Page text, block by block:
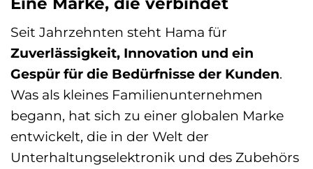
Seit Jahrzehnten steht Hama für
Zuverlässigkeit, Innovation und ein
Gespür für die Bedürfnisse der Kunden.
Was als kleines Familienunternehmen
begann, hat sich zu einer globalen Marke
entwickelt, die in der Welt der
Unterhaltungselektronik und des Zubehörs